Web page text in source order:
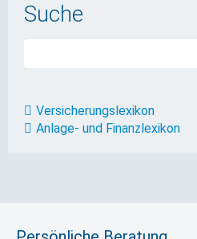
Suche
Versicherungslexikon
Anlage- und Finanzlexikon